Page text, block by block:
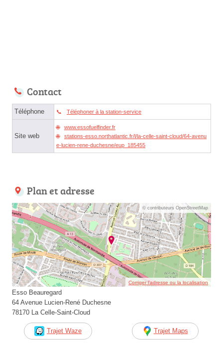
Contact
Téléphone Téléphoner à la station-service
Site web
www.essofuelfinder.fr
stations-esso.northatlantic.fr/l/la-celle-saint-cloud/64-avenu
e-lucien-rene-duchesne/eup_185455
Plan et adresse
© contributeurs OpenStreetMap
Corriger l’adresse ou la localisation
Esso Beauregard
64 Avenue Lucien-René Duchesne
78170 La Celle-Saint-Cloud
Trajet Waze Trajet Maps